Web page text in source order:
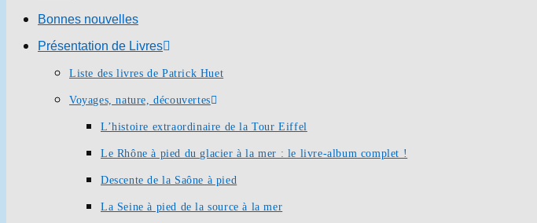
Bonnes nouvelles
Présentation de Livres
Liste des livres de Patrick Huet
Voyages, nature, découvertes
L’histoire extraordinaire de la Tour Eiffel
Le Rhône à pied du glacier à la mer : le livre-album complet !
Descente de la Saône à pied
La Seine à pied de la source à la mer